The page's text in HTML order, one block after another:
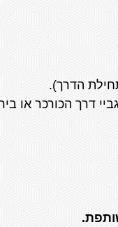
אל המצוק בשתי דרכים: בהליכה רגלית של כ- 45